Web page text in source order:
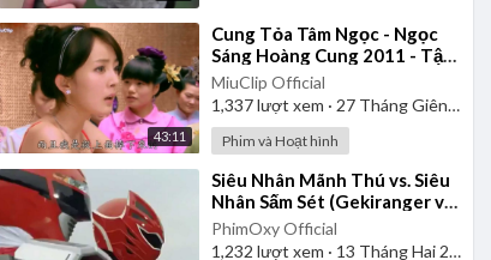
43:11
⁣Cung Tỏa Tâm Ngọc - Ngọc
Sáng Hoàng Cung 2011 - Tập
1 | Thuyết Minh
MiuClip Official
1,337lượt xem · 27 Tháng Giêng 2025
Phim và Hoạt hình
⁣Siêu Nhân Mãnh Thú vs. Siêu
Nhân Sấm Sét (Gekiranger vs.
Boukenger) 2008 | Vietsub
PhimOxy Official
1,232 lượt xem · 13 Tháng Hai 2025